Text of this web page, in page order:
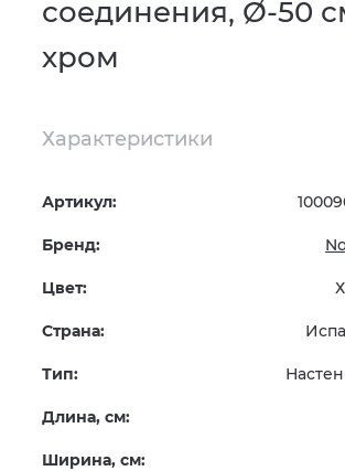
соединения, Ø-50
хром
Характеристики
Артикул:
Бренд:
Цвет:
Страна:
Тип:
Длина, см:
Ширина, см: